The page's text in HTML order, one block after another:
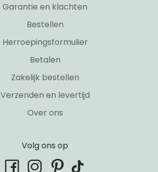
Garantie en klachten
Bestellen
Herroepingsformulier
Betalen
Zakelijk bestellen
Verzenden en levertijd
Over ons
Volg ons op